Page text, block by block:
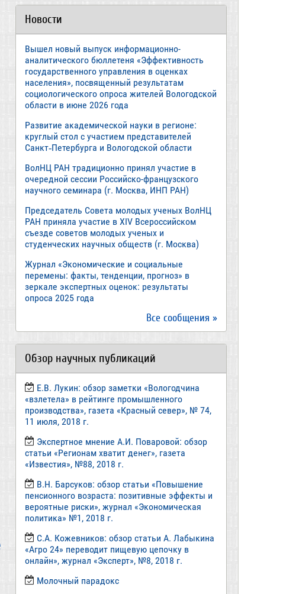
Новости
Вышел новый выпуск информационно-
аналитического бюллетеня «Эффективность
государственного управления в оценках
населения», посвященный результатам
социологического опроса жителей Вологодской
области в июне 2026 года
Развитие академической науки в регионе:
круглый стол с участием представителей
Санкт‑Петербурга и Вологодской области
ВолНЦ РАН традиционно принял участие в
очередной сессии Российско-французского
научного семинара (г. Москва, ИНП РАН)
Председатель Совета молодых ученых ВолНЦ
РАН приняла участие в XIV Всероссийском
съезде советов молодых ученых и
студенческих научных обществ (г. Москва)
Журнал «Экономические и социальные
перемены: факты, тенденции, прогноз» в
зеркале экспертных оценок: результаты
опроса 2025 года
Все сообщения »
Обзор научных публикаций
Е.В. Лукин: обзор заметки «Вологодчина
«взлетела» в рейтинге промышленного
производства», газета «Красный север», № 74,
11 июля, 2018 г.
Экспертное мнение А.И. Поваровой: обзор
статьи «Регионам хватит денег», газета
«Известия», №88, 2018 г.
В.Н. Барсуков: обзор статьи «Повышение
пенсионного возраста: позитивные эффекты и
вероятные риски», журнал «Экономическая
политика» №1, 2018 г.
С.А. Кожевников: обзор статьи А. Лабыкина
«Агро 24» переводит пищевую цепочку в
онлайн», журнал «Эксперт», №8, 2018 г.
Молочный парадокс